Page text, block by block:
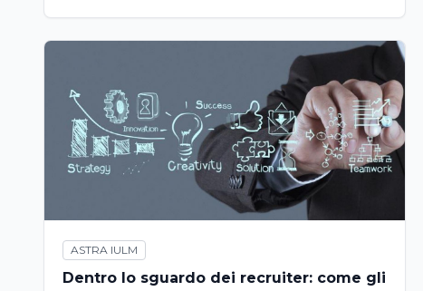
ASTRA IULM
Dentro lo sguardo dei recruiter: come gli